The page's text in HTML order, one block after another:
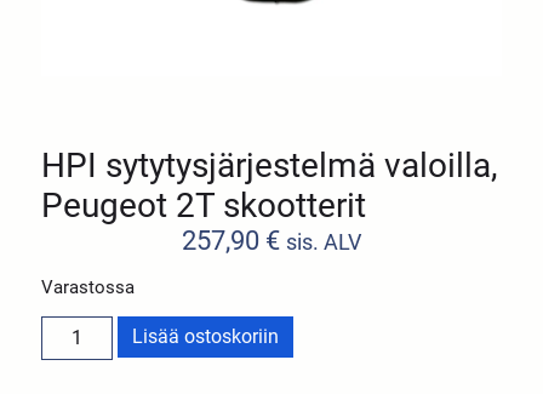
HPI sytytysjärjestelmä valoilla,
Peugeot 2T skootterit
257,90 € sis. ALV
Varastossa
Lisää ostoskoriin